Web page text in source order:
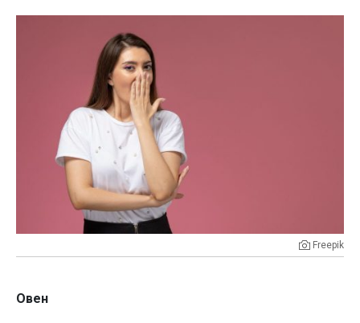
Freepik
Oвeн